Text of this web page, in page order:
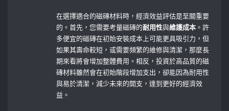
在選擇適合的磁磚材料時，經濟效益評估是至關重要
的。首先，您需要考量磁磚的耐用性與維護成本 。許
多便宜的磁磚在初始安裝成本上可能更具吸引力，但
如果其壽命較短，或需要頻繁的維修與清潔，那麼長
期來看將會增加整體費用。相反，投資於高品質的磁
磚材料雖然會在初始階段增加支出，卻能因為耐用性
與易於清潔，減少未來的開支，達到更好的經濟效
益。